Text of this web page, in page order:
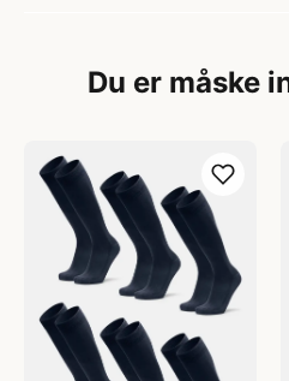
Du er måske